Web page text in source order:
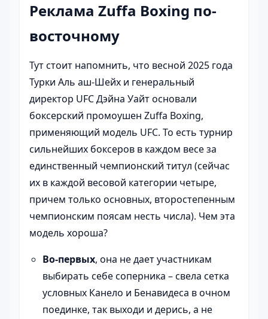
Реклама Zuffa Boxing по-
восточному
Тут стоит напомнить, что весной 2025 года
Турки Аль аш-Шейх и генеральный
директор UFC Дэйна Уайт основали
боксерский промоушен Zuffa Boxing,
применяющий модель UFC. То есть турнир
сильнейших боксеров в каждом весе за
единственный чемпионский титул (сейчас
их в каждой весовой категории четыре,
причем только основных, второстепенным
чемпионским поясам несть числа). Чем эта
модель хороша?
Во-первых, она не дает участникам
выбирать себе соперника – свела сетка
условных Канело и Бенавидеса в очном
поединке, так выходи и дерись, а не